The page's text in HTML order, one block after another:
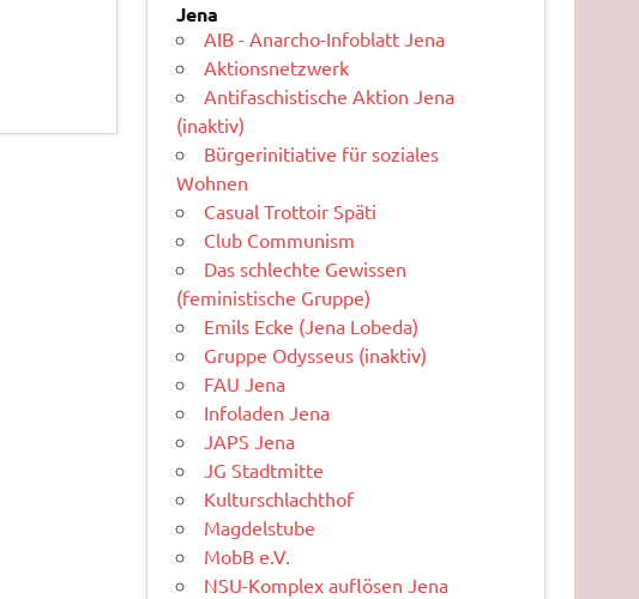
Jena
AIB - Anarcho-Infoblatt Jena
Aktionsnetzwerk
Antifaschistische Aktion Jena
(inaktiv)
Bürgerinitiative für soziales
Wohnen
Casual Trottoir Späti
Club Communism
Das schlechte Gewissen
(feministische Gruppe)
Emils Ecke (Jena Lobeda)
Gruppe Odysseus (inaktiv)
FAU Jena
Infoladen Jena
JAPS Jena
JG Stadtmitte
Kulturschlachthof
Magdelstube
MobB e.V.
NSU-Komplex auflösen Jena